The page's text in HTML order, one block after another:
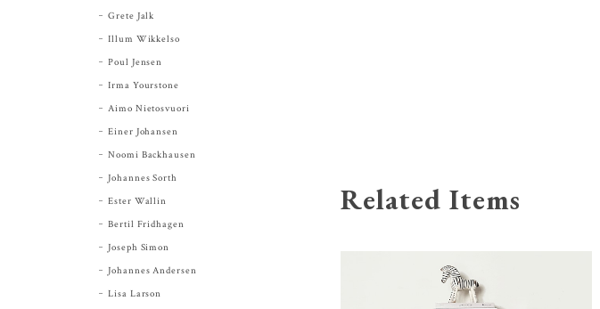
Related Items
Grete Jalk
Illum Wikkelso
Poul Jensen
Irma Yourstone
Aimo Nietosvuori
Einer Johansen
Noomi Backhausen
Johannes Sorth
Ester Wallin
Bertil Fridhagen
Joseph Simon
Johannes Andersen
Lisa Larson